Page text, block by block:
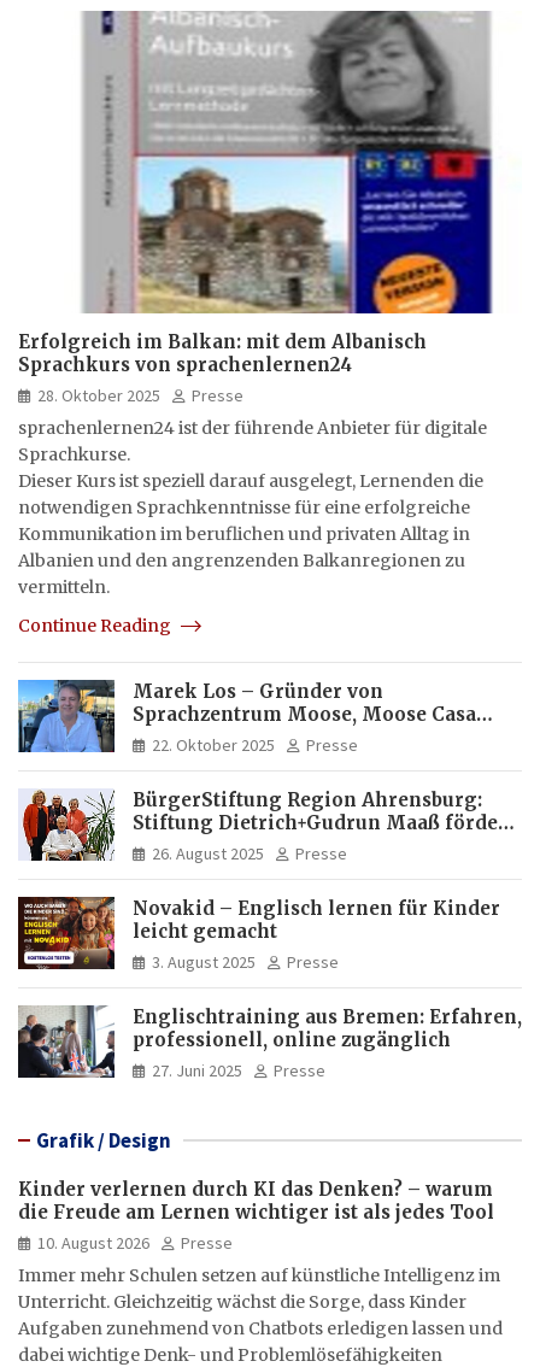
Erfolgreich im Balkan: mit dem Albanisch
Sprachkurs von sprachenlernen24
28. Oktober 2025
Presse
sprachenlernen24 ist der führende Anbieter für digitale
Sprachkurse.
Dieser Kurs ist speziell darauf ausgelegt, Lernenden die
notwendigen Sprachkenntnisse für eine erfolgreiche
Kommunikation im beruflichen und privaten Alltag in
Albanien und den angrenzenden Balkanregionen zu
vermitteln.
Continue Reading
Marek Los – Gründer von
Sprachzentrum Moose, Moose Casa
Italia und Apartamento Brasil |
Internationaler Experte für Bildung
22. Oktober 2025 Presse
BürgerStiftung Region Ahrensburg:
Stiftung Dietrich+Gudrun Maaß fördert
Deutschkenntnisse von Frauen
26. August 2025 Presse
Novakid – Englisch lernen für Kinder
leicht gemacht
3. August 2025 Presse
Englischtraining aus Bremen: Erfahren,
professionell, online zugänglich
27. Juni 2025 Presse
Grafik / Design
Kinder verlernen durch KI das Denken? – warum
die Freude am Lernen wichtiger ist als jedes Tool
10. August 2026
Presse
Immer mehr Schulen setzen auf künstliche Intelligenz im
Unterricht. Gleichzeitig wächst die Sorge, dass Kinder
Aufgaben zunehmend von Chatbots erledigen lassen und
dabei wichtige Denk- und Problemlösefähigkeiten